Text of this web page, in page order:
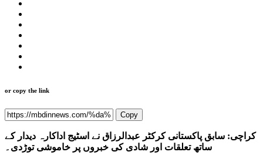
or copy the link
Copy
کراچی: سابق پاکستانی کرکٹر عبدالرزاق نے اسٹیج اداکارہ دیدار کے
ساتھ تعلقات اور شادی کی خبروں پر خاموشی توڑدی۔